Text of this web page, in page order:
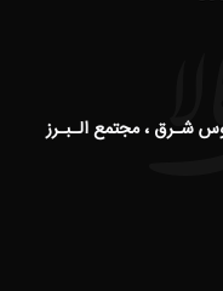
شـرق ، مجتمع الـبـرز